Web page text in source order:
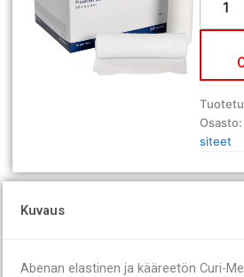
Abena
Curi-
12
cm
x
4
m
20
Osasto:
siteet
Kuvaus
Abenan elastinen ja kääreetön Curi-